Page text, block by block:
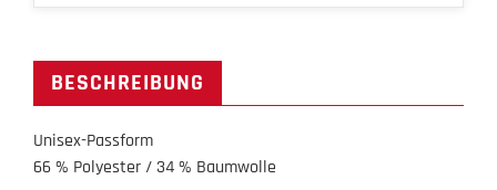
BESCHREIBUNG
Unisex-Passform
66 % Polyester / 34 % Baumwolle